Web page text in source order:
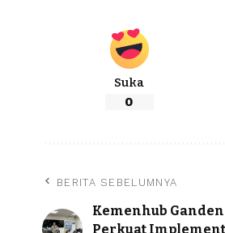
Suka
0
BERITA SEBELUMNYA
Kemenhub
Perkuat